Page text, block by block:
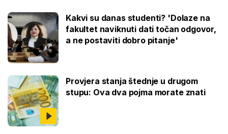
Kakvi su danas studenti? 'Dolaze na
fakultet naviknuti dati točan odgovor,
a ne postaviti dobro pitanje'
Provjera stanja štednje u drugom
stupu: Ova dva pojma morate znati